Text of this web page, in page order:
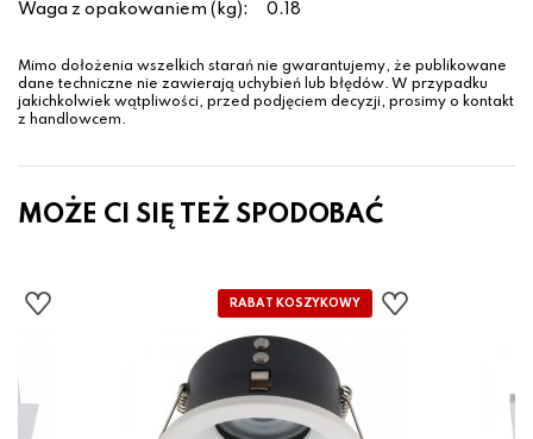
Waga z opakowaniem (kg): 0.18
Mimo dołożenia wszelkich starań nie gwarantujemy, że publikowane
dane techniczne nie zawierają uchybień lub błędów. W przypadku
jakichkolwiek wątpliwości, przed podjęciem decyzji, prosimy o kontakt
z handlowcem.
MOŻE CI SIĘ TEŻ SPODOBAĆ